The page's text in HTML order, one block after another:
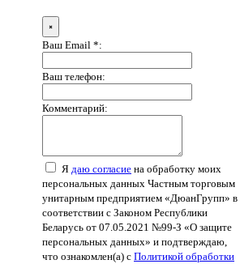
×
Ваш Email *:
Ваш телефон:
Комментарий:
Я даю согласие на обработку моих
персональных данных Частным торговым
унитарным предприятием «ДюанГрупп» в
соответствии с Законом Республики
Беларусь от 07.05.2021 №99-З «О защите
персональных данных» и подтверждаю,
что ознакомлен(а) с Политикой обработки